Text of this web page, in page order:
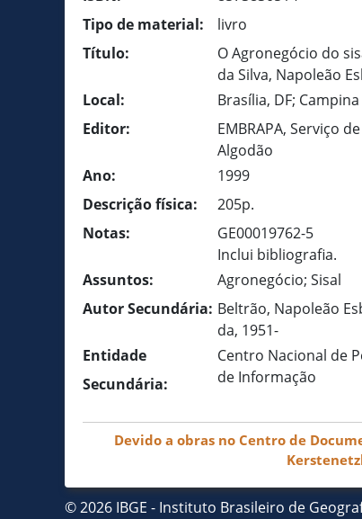
Tipo de material:
livro
Título:
O Agronegócio do
da Silva, Napoleão
Local:
Brasília, DF;
Editor:
EMBRAPA, Serviço
Algodão
Ano:
1999
Descrição física:
205p.
Notas:
GE00019762-5
Inclui bibliografia.
Assuntos:
Agronegócio; Sisal
Autor Secundária: Beltrão, Napoleão
da, 1951-
Entidade
Secundária:
Centro Nacional de
de Informação
Devido a obras no Centro de
© 2026 IBGE - Instituto Brasileiro de